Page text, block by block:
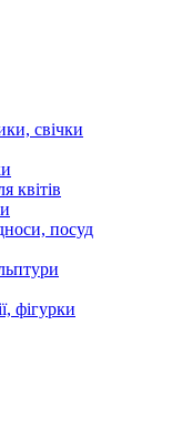
свічки
квітів
посуд
фігурки